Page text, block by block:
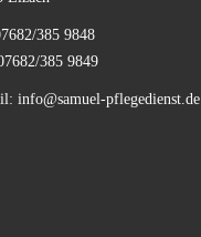
385 9848
385 9849
info@samuel-pflegedienst.de